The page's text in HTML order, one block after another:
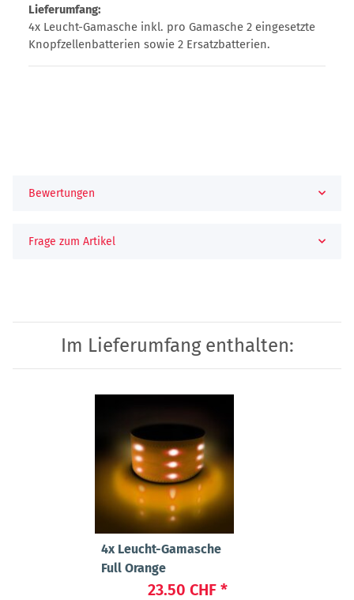
Lieferumfang:
4x Leucht-Gamasche inkl. pro Gamasche 2 eingesetzte
Knopfzellenbatterien sowie 2 Ersatzbatterien.
Bewertungen
Frage zum Artikel
Im Lieferumfang enthalten:
4x Leucht-Gamasche
Full Orange
23.50 CHF *